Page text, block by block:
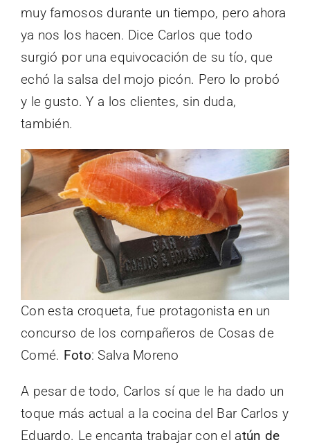
muy famosos durante un tiempo, pero ahora
ya nos los hacen. Dice Carlos que todo
surgió por una equivocación de su tío, que
echó la salsa del mojo picón. Pero lo probó
y le gusto. Y a los clientes, sin duda,
también.
Con esta croqueta, fue protagonista en un
concurso de los compañeros de Cosas de
Comé. Foto: Salva Moreno
A pesar de todo, Carlos sí que le ha dado un
toque más actual a la cocina del Bar Carlos y
Eduardo. Le encanta trabajar con el atún de